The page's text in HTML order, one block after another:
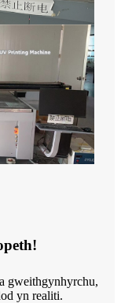
gweithgynhyrchu,
yn realiti.